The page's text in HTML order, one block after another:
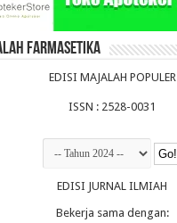
Farmasetika
EDISI MAJALAH POPULER
ISSN : 2528-0031
EDISI JURNAL ILMIAH
Bekerja sama dengan: